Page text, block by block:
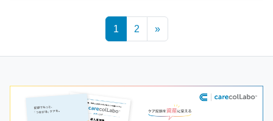
1 2 »